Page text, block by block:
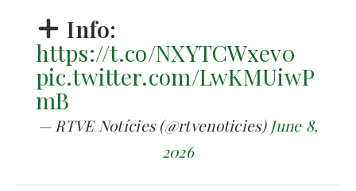
Info:
https://t.co/NXYTCWxev0
pic.twitter.com/LwKMUiwP
mB
— RTVE Notícies (@rtvenoticies) June 8,
2026